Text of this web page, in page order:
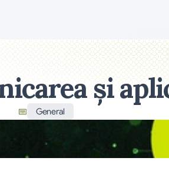
și
General